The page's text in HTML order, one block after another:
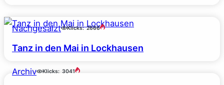
Nachgesalzt Klicks: 2666
Tanz in den Mai in Lockhausen
Archiv Klicks: 3041